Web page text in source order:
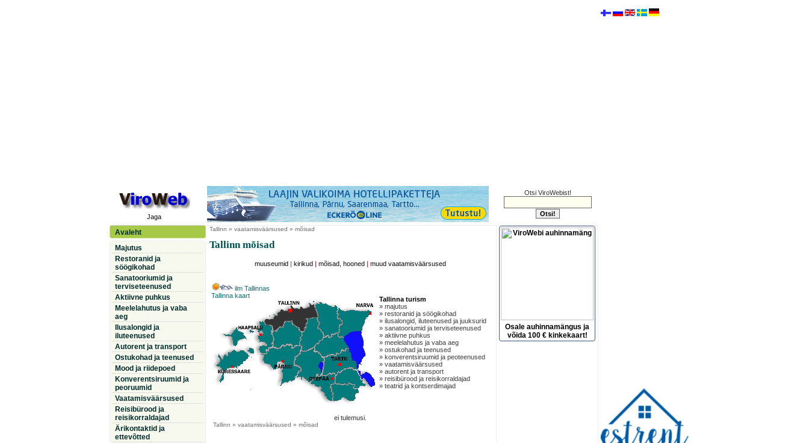
Jaga
Otsi ViroWebist!
Avaleht
Majutus
Restoranid ja
söögikohad
Sanatooriumid ja
terviseteenused
Aktiivne puhkus
Meelelahutus ja vaba
aeg
Ilusalongid ja
iluteenused
Autorent ja transport
Ostukohad ja teenused
Mood ja riidepoed
Konverentsiruumid ja
peoruumid
Vaatamisväärsused
Reisibürood ja
reisikorraldajad
Ärikontaktid ja
ettevõtted
Tallinn » vaatamisväärsused » mõisad
Tallinn mõisad
muuseumid kirikud mõisad, hooned muud vaatamisväärsused
ilm Tallinnas
Tallinna kaart
Tallinna turism
» majutus
» restoranid ja söögikohad
» ilusalongid, iluteenused ja juuksurid
» sanatooriumid ja terviseteenused
» aktiivne puhkus
» meelelahutus ja vaba aeg
» ostukohad ja teenused
» konverentsiruumid ja peoteenused
» vaatamisväärsused
» autorent ja transport
» reisibürood ja reisikorraldajad
» teatrid ja kontserdimajad
ei tulemusi.
Tallinn » vaatamisväärsused » mõisad
Osale auhinnamängus ja
võida 100 € kinkekaart!